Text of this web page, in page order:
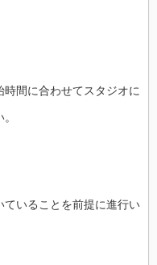
時間に合わせてスタジオに
いることを前提に進行い